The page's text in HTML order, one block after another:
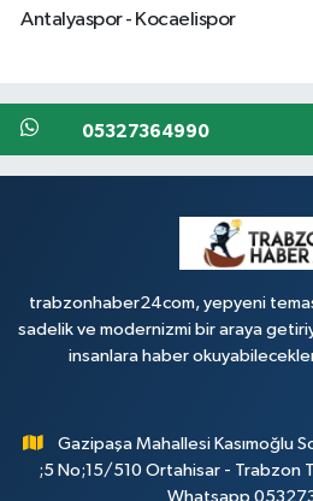
Antalyaspor - Kocaelispor
05327364990
trabzonhaber24com, yepyeni
sadelik ve modernizmi bir araya
insanlara haber
Gazipaşa Mahallesi Kasımoğlu
;5 No;15/510 Ortahisar - Trabzon
Whatsapp